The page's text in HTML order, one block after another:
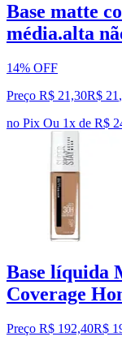
Base matte
média.alta
14% OFF
Preço R$ 21,30R$ 21 ,
no Pix Ou 1x de R$
Base líquida
Coverage
Preço R$ 192,40R$